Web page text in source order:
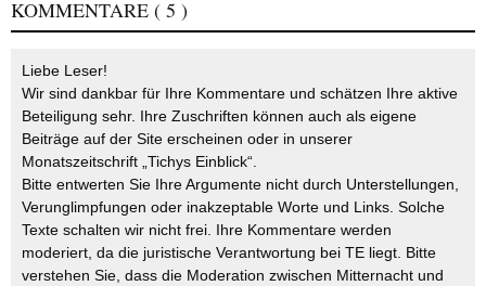
KOMMENTARE ( 5 )
Liebe Leser!
Wir sind dankbar für Ihre Kommentare und schätzen Ihre aktive
Beteiligung sehr. Ihre Zuschriften können auch als eigene
Beiträge auf der Site erscheinen oder in unserer
Monatszeitschrift „Tichys Einblick“.
Bitte entwerten Sie Ihre Argumente nicht durch Unterstellungen,
Verunglimpfungen oder inakzeptable Worte und Links. Solche
Texte schalten wir nicht frei. Ihre Kommentare werden
moderiert, da die juristische Verantwortung bei TE liegt. Bitte
verstehen Sie, dass die Moderation zwischen Mitternacht und